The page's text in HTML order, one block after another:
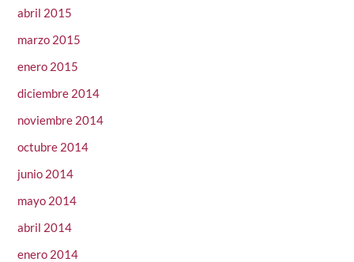
abril 2015
marzo 2015
enero 2015
diciembre 2014
noviembre 2014
octubre 2014
junio 2014
mayo 2014
abril 2014
enero 2014